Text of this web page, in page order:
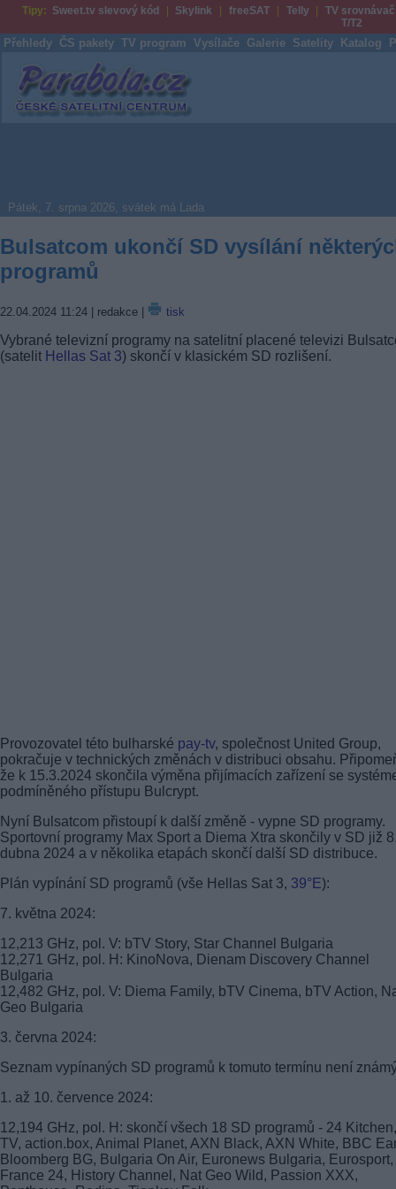
Tipy: Sweet.tv slevový kód Skylink freeSAT Telly
TV srovnávač
T/T2
Přehledy ČS pakety TV program Vysílače Galerie Satelity Katalog
Parabola.cz
Pátek, 7. srpna 2026, svátek má Lada
Bulsatcom ukončí SD vysílání
programů
22.04.2024 11:24 | redakce | tisk
Vybrané televizní programy na satelitní placené televizi
(satelit Hellas Sat 3) skončí v klasickém SD rozlišení.
Provozovatel této bulharské pay-tv, společnost United Group,
pokračuje v technických změnách v distribuci obsahu.
že k 15.3.2024 skončila výměna přijímacích zařízení se
podmíněného přístupu Bulcrypt.
Nyní Bulsatcom přistoupí k další změně - vypne SD programy.
Sportovní programy Max Sport a Diema Xtra skončily v SD již
dubna 2024 a v několika etapách skončí další SD distribuce.
Plán vypínání SD programů (vše Hellas Sat 3, 39°E):
7. května 2024:
12,213 GHz, pol. V: bTV Story, Star Channel Bulgaria
12,271 GHz, pol. H: KinoNova, Dienam Discovery Channel
Bulgaria
12,482 GHz, pol. V: Diema Family, bTV Cinema, bTV Action,
Geo Bulgaria
3. června 2024:
Seznam vypínaných SD programů k tomuto termínu není
1. až 10. července 2024:
12,194 GHz, pol. H: skončí všech 18 SD programů - 24
TV, action.box, Animal Planet, AXN Black, AXN White, BBC
Bloomberg BG, Bulgaria On Air, Euronews Bulgaria, Eurosport,
France 24, History Channel, Nat Geo Wild, Passion XXX,